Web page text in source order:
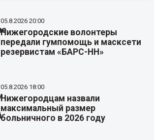
05.8.2026 20:00
Нижегородские волонтеры
передали гумпомощь и масксети
резервистам «БАРС-НН»
05.8.2026 18:00
Нижегородцам назвали
максимальный размер
больничного в 2026 году